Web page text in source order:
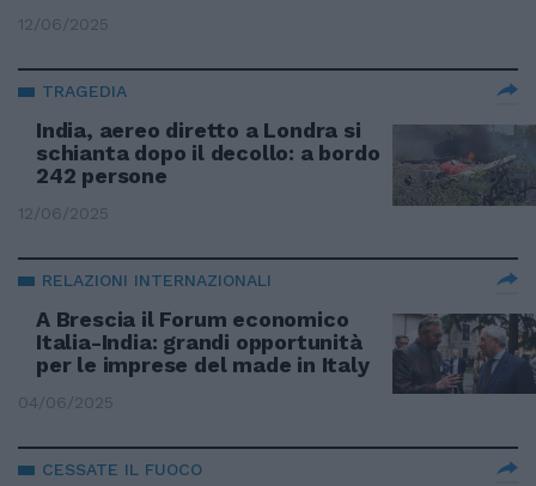
12/06/2025
TRAGEDIA
India, aereo diretto a Londra si
schianta dopo il decollo: a bordo
242 persone
12/06/2025
RELAZIONI INTERNAZIONALI
A Brescia il Forum economico
Italia-India: grandi opportunità
per le imprese del made in Italy
04/06/2025
CESSATE IL FUOCO